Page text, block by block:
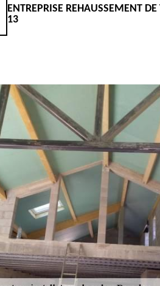
ENTREPRISE REHAUSSEMENT
13